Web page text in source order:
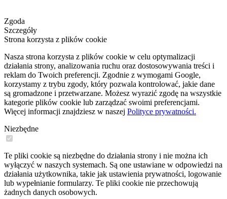
Zgoda
Szczegóły
Strona korzysta z plików cookie
Nasza strona korzysta z plików cookie w celu optymalizacji
działania strony, analizowania ruchu oraz dostosowywania treści i
reklam do Twoich preferencji. Zgodnie z wymogami Google,
korzystamy z trybu zgody, który pozwala kontrolować, jakie dane
są gromadzone i przetwarzane. Możesz wyrazić zgodę na wszystkie
kategorie plików cookie lub zarządzać swoimi preferencjami.
Więcej informacji znajdziesz w naszej Polityce prywatności.
Niezbędne
Te pliki cookie są niezbędne do działania strony i nie można ich
wyłączyć w naszych systemach. Są one ustawiane w odpowiedzi na
działania użytkownika, takie jak ustawienia prywatności, logowanie
lub wypełnianie formularzy. Te pliki cookie nie przechowują
żadnych danych osobowych.